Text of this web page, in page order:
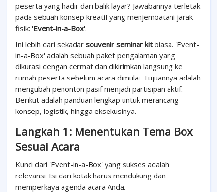
peserta yang hadir dari balik layar? Jawabannya terletak
pada sebuah konsep kreatif yang menjembatani jarak
fisik: 'Event-in-a-Box'.
Ini lebih dari sekadar souvenir seminar kit biasa. 'Event-
in-a-Box' adalah sebuah paket pengalaman yang
dikurasi dengan cermat dan dikirimkan langsung ke
rumah peserta sebelum acara dimulai. Tujuannya adalah
mengubah penonton pasif menjadi partisipan aktif.
Berikut adalah panduan lengkap untuk merancang
konsep, logistik, hingga eksekusinya.
Langkah 1: Menentukan Tema Box
Sesuai Acara
Kunci dari 'Event-in-a-Box' yang sukses adalah
relevansi. Isi dari kotak harus mendukung dan
memperkaya agenda acara Anda.